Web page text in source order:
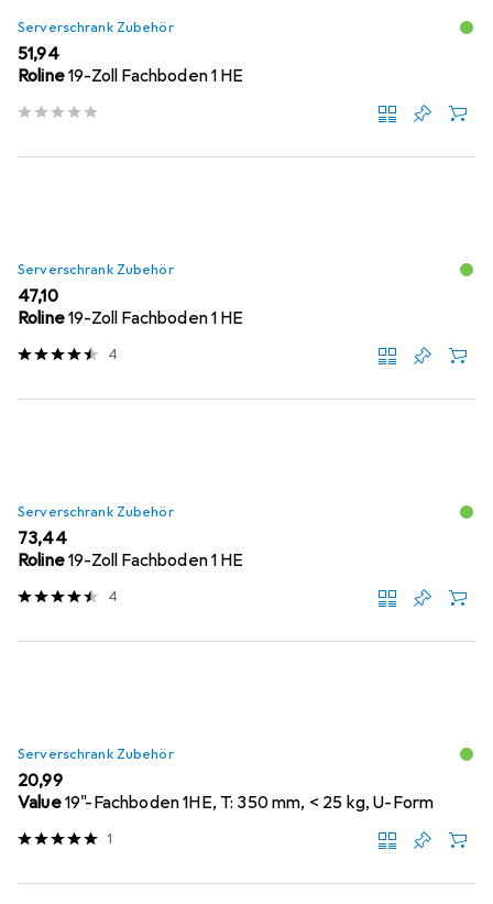
Serverschrank Zubehör
EUR
51,94
Roline19-Zoll Fachboden 1 HE
Serverschrank Zubehör
EUR
47,10
Roline19-Zoll Fachboden 1 HE
4
Serverschrank Zubehör
EUR
73,44
Roline19-Zoll Fachboden 1 HE
4
Serverschrank Zubehör
EUR
20,99
Value19"-Fachboden 1HE, T: 350 mm, < 25 kg, U-Form
1